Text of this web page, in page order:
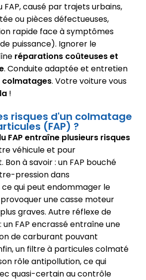
FAP, causé par trajets urbains,
ou pièces défectueuses,
rapide face à symptômes
puissance). Ignorer le
réparations coûteuses et
. Conduite adaptée et entretien
colmatages. Votre voiture vous
!
risques d'un colmatage
(FAP) ?
FAP entraîne plusieurs risques
véhicule et pour
Bon à savoir : un FAP bouché
pression dans
qui peut endommager le
une casse moteur
graves. Autre réflexe de
FAP encrassé entraîne une
de carburant pouvant
un filtre à particules colmaté
rôle antipollution, ce qui
quasi-certain au contrôle